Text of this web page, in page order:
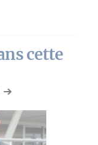
cette